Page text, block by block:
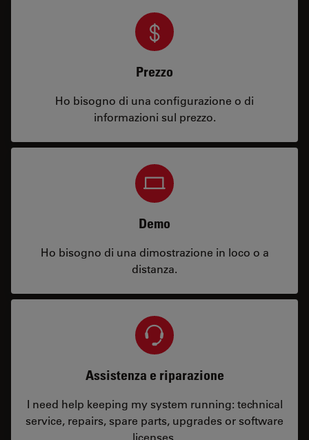
Prezzo
Ho bisogno di una configurazione o di
informazioni sul prezzo.
Demo
Ho bisogno di una dimostrazione in loco o a
distanza.
Assistenza e riparazione
I need help keeping my system running: technical
service, repairs, spare parts, upgrades or software
licenses.